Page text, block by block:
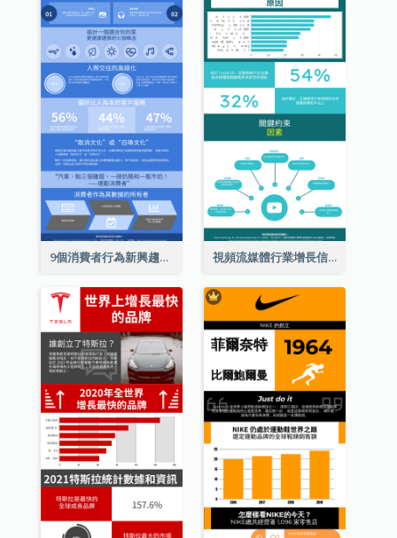
9個消費者行為新興趨勢信息圖表 視頻流媒體行業增長信息圖表